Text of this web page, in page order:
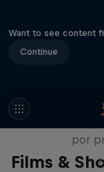
Want to see content
Continue
Films &
por
1